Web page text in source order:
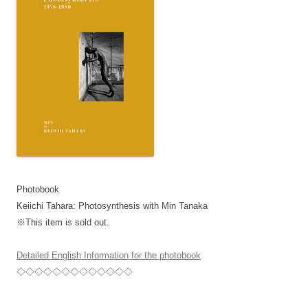
Photobook
Keiichi Tahara: Photosynthesis with Min Tanaka
※This item is sold out.
Detailed English Information for the photobook
◇◇◇◇◇◇◇◇◇◇◇◇◇